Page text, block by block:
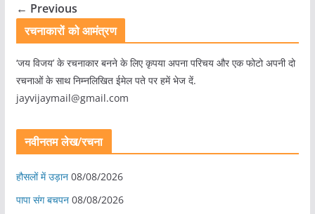
← Previous
रचनाकारों को आमंत्रण
‘जय विजय’ के रचनाकार बनने के लिए कृपया अपना परिचय और एक फोटो अपनी दो
रचनाओं के साथ निम्नलिखित ईमेल पते पर हमें भेज दें.
jayvijaymail@gmail.com
नवीनतम लेख/रचना
हौसलों में उड़ान 08/08/2026
पापा संग बचपन 08/08/2026